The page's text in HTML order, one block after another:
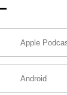
Apple
Android